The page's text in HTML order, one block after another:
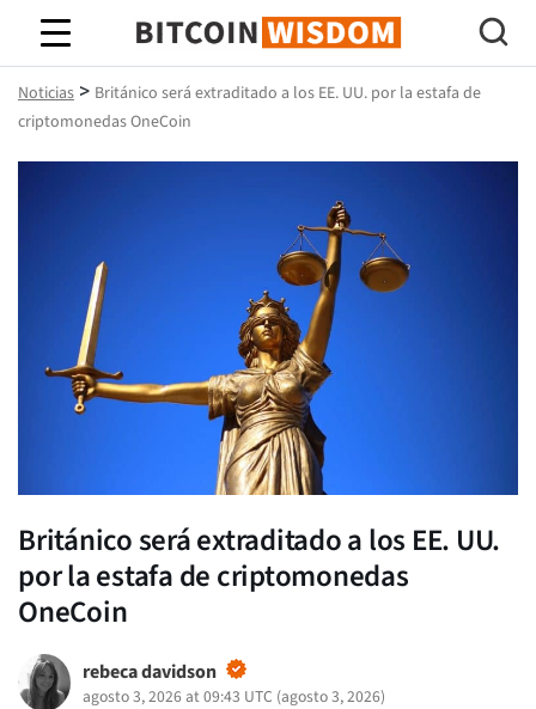
Sabiduría de Bitcoin
Noticias > Británico será extraditado a los EE. UU. por la estafa de
criptomonedas OneCoin
Británico será extraditado a los EE. UU.
por la estafa de criptomonedas
OneCoin
rebeca davidson
agosto 3, 2026 at 09:43 UTC (agosto 3, 2026)